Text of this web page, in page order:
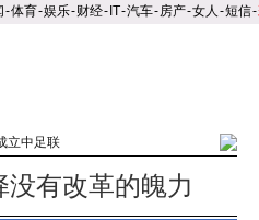
-体育-娱乐-财经- IT-汽车-房产-女人 -短信-
立中足联
有改革的魄力